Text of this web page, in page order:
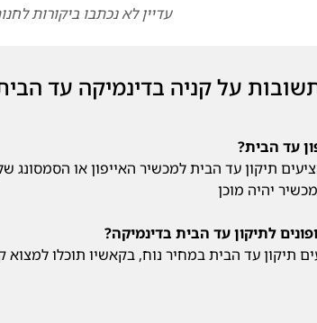
עדיין לא נכתבו ביקורות
על קניה בדינמיקה עד
עד הבית?
תיקון עד הבית למכשיר האייפון או הסמסונג
לתיקון עד הבית בדינמיקה?
תיקון עד הבית במחיר נוח, בקאשיו תוכלו למצוא